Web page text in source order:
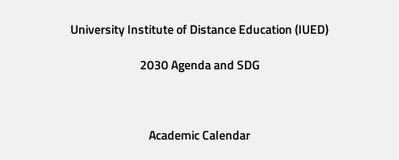
University Institute of Distance Education (IUED)
2030 Agenda and SDG
Academic Calendar